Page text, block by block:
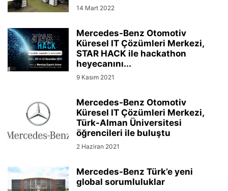
14 Mart 2022
Mercedes-Benz Otomotiv
Küresel IT Çözümleri Merkezi,
STAR HACK ile hackathon
heyecanını...
9 Kasım 2021
Mercedes-Benz Otomotiv
Küresel IT Çözümleri Merkezi,
Türk-Alman Üniversitesi
öğrencileri ile buluştu
2 Haziran 2021
Mercedes-Benz Türk’e yeni
global sorumluluklar